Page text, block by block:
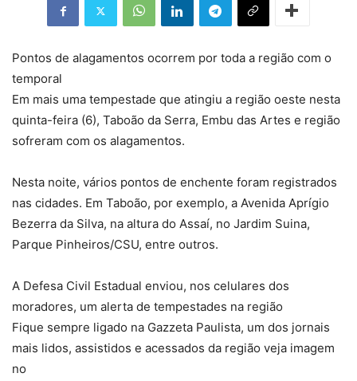
Pontos de alagamentos ocorrem por toda a região com o
temporal
Em mais uma tempestade que atingiu a região oeste nesta
quinta-feira (6), Taboão da Serra, Embu das Artes e região
sofreram com os alagamentos.
Nesta noite, vários pontos de enchente foram registrados
nas cidades. Em Taboão, por exemplo, a Avenida Aprígio
Bezerra da Silva, na altura do Assaí, no Jardim Suina,
Parque Pinheiros/CSU, entre outros.
A Defesa Civil Estadual enviou, nos celulares dos
moradores, um alerta de tempestades na região
Fique sempre ligado na Gazzeta Paulista, um dos jornais
mais lidos, assistidos e acessados da região veja imagem
no